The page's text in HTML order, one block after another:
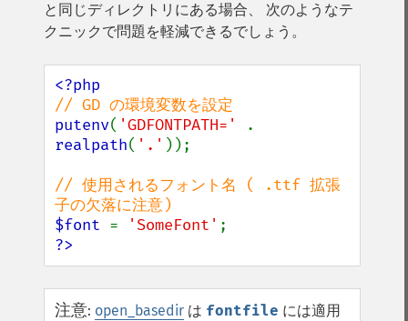
と同じディレクトリにある場合、 次のようなテ
クニックで問題を軽減できるでしょう。
putenv( 'GDFONTPATH='
realpath( '.' ));
// 使用されるフォント名 ( .ttf 拡張
$font = 'SomeFont'
?>
注意: open_basedir は fontfile には適用